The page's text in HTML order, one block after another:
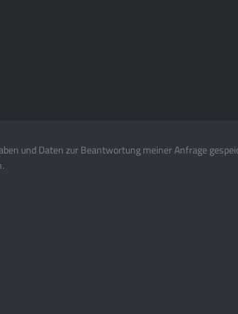
und Daten zur Beantwortung meiner Anfrage